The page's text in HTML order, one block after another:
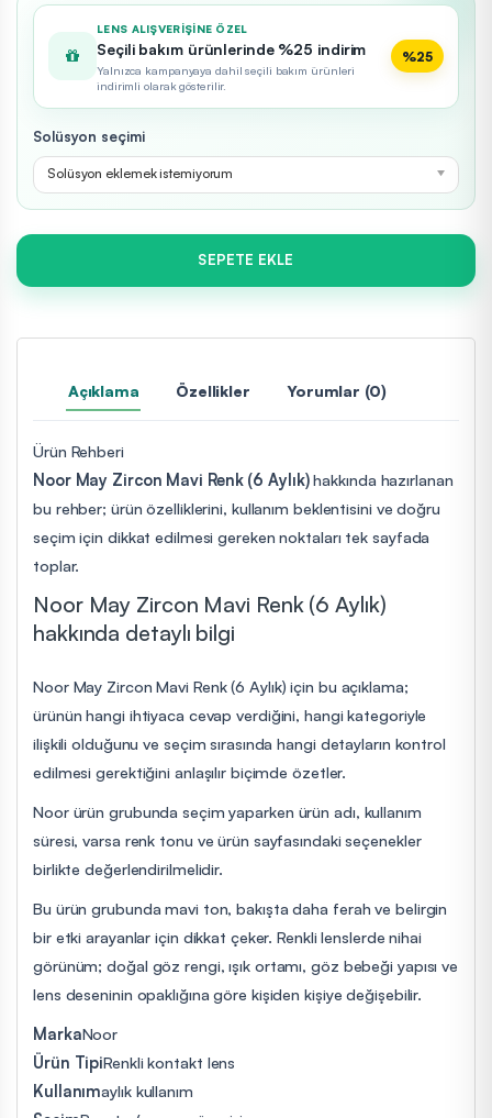
LENS ALIŞVERIŞINE ÖZEL
Seçili bakım ürünlerinde %25 indirim
Yalnızca kampanyaya dahil seçili bakım ürünleri
indirimli olarak gösterilir.
%25
Solüsyon seçimi
Solüsyon eklemek istemiyorum
SEPETE EKLE
Açıklama Özellikler Yorumlar (0)
Ürün Rehberi
Noor May Zircon Mavi Renk (6 Aylık)hakkında hazırlanan
bu rehber; ürün özelliklerini, kullanım beklentisini ve doğru
seçim için dikkat edilmesi gereken noktaları tek sayfada
toplar.
Noor May Zircon Mavi Renk (6 Aylık)
hakkında detaylı bilgi
Noor May Zircon Mavi Renk (6 Aylık) için bu açıklama;
ürünün hangi ihtiyaca cevap verdiğini, hangi kategoriyle
ilişkili olduğunu ve seçim sırasında hangi detayların kontrol
edilmesi gerektiğini anlaşılır biçimde özetler.
Noor ürün grubunda seçim yaparken ürün adı, kullanım
süresi, varsa renk tonu ve ürün sayfasındaki seçenekler
birlikte değerlendirilmelidir.
Bu ürün grubunda mavi ton, bakışta daha ferah ve belirgin
bir etki arayanlar için dikkat çeker. Renkli lenslerde nihai
görünüm; doğal göz rengi, ışık ortamı, göz bebeği yapısı ve
lens deseninin opaklığına göre kişiden kişiye değişebilir.
MarkaNoor
Ürün TipiRenkli kontakt lens
Kullanımaylık kullanım